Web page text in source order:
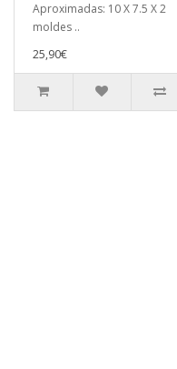
Aproximadas: 10 X 7.5 X 2
moldes ..
25,90€